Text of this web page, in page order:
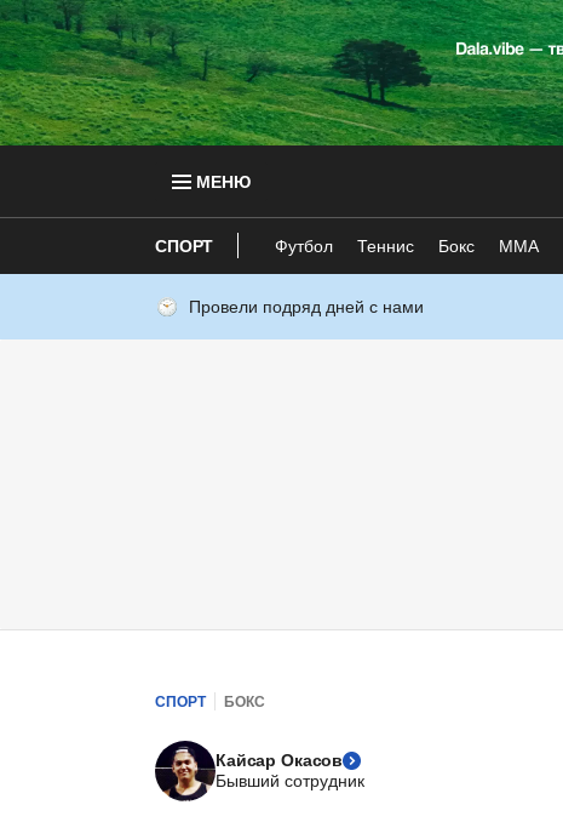
МЕНЮ
СПОРТ Футбол Теннис Бокс ММА
Провели подряд дней с нами
СПОРТ БОКС
Кайсар Окасов
Бывший сотрудник